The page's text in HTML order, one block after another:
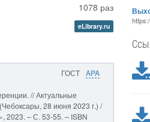
1078 раз
eLibrary.ru
ГОСТ APA
// Актуальные
28 июня 2023 г.) /
2023. – С. 53-55. – ISBN